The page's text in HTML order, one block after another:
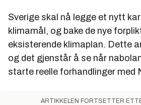
Sverige skal nå legge et nytt
klimamål, og bake de nye
eksisterende klimaplan. Dette
og det gjenstår å se når
starte reelle forhandlinger med
ARTIKKELEN FORTSETTER